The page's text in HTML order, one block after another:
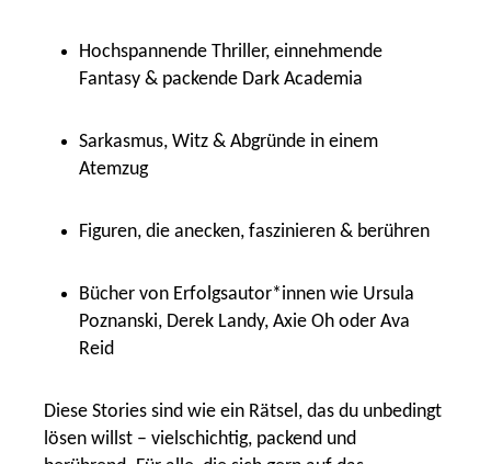
Hochspannende Thriller, einnehmende
Fantasy & packende Dark Academia
Sarkasmus, Witz & Abgründe in einem
Atemzug
Figuren, die anecken, faszinieren & berühren
Bücher von Erfolgsautor*innen wie Ursula
Poznanski, Derek Landy, Axie Oh oder Ava
Reid
Diese Stories sind wie ein Rätsel, das du unbedingt
lösen willst – vielschichtig, packend und